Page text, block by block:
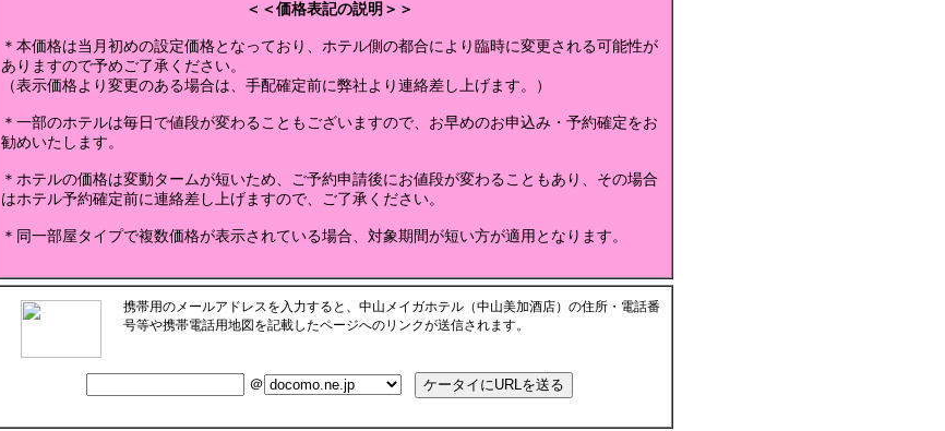
＜＜価格表記の説明＞＞
＊本価格は当月初めの設定価格となっており、ホテル側の都合により臨時に変更される可能性が
ありますので予めご了承ください。
（表示価格より変更のある場合は、手配確定前に弊社より連絡差し上げます。）
＊一部のホテルは毎日で値段が変わることもございますので、お早めのお申込み・予約確定をお
勧めいたします。
＊ホテルの価格は変動タームが短いため、ご予約申請後にお値段が変わることもあり、その場合
はホテル予約確定前に連絡差し上げますので、ご了承ください。
＊同一部屋タイプで複数価格が表示されている場合、対象期間が短い方が適用となります。
携帯用のメールアドレスを入力すると、中山メイガホテル（中山美加酒店）の住所・電話番
号等や携帯電話用地図を記載したページへのリンクが送信されます。
＠